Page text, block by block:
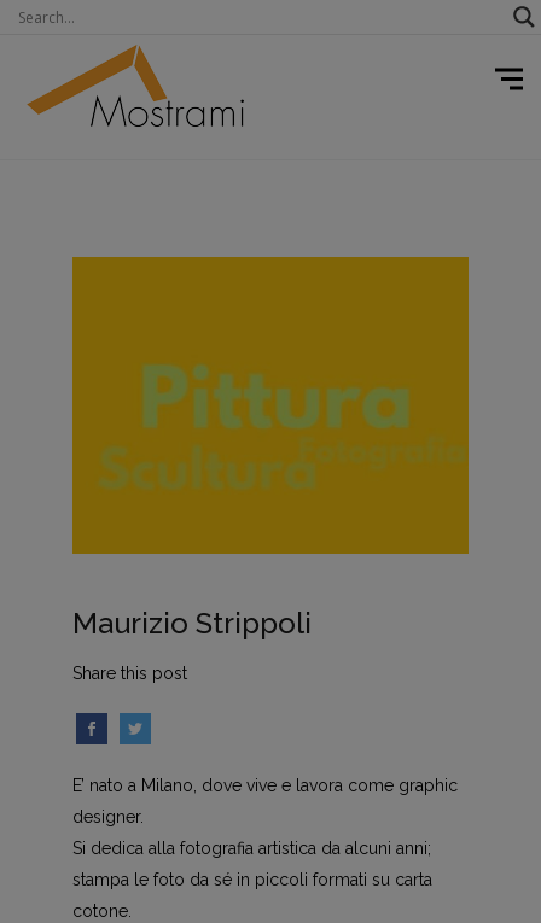
Maurizio Strippoli
Share this post
E’ nato a Milano, dove vive e lavora come graphic
designer.
Si dedica alla fotografia artistica da alcuni anni;
stampa le foto da sé in piccoli formati su carta
cotone.